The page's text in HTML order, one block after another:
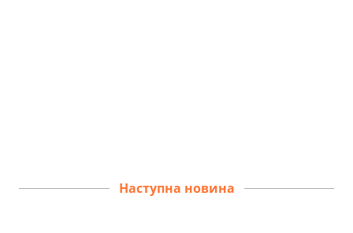
Наступна новина